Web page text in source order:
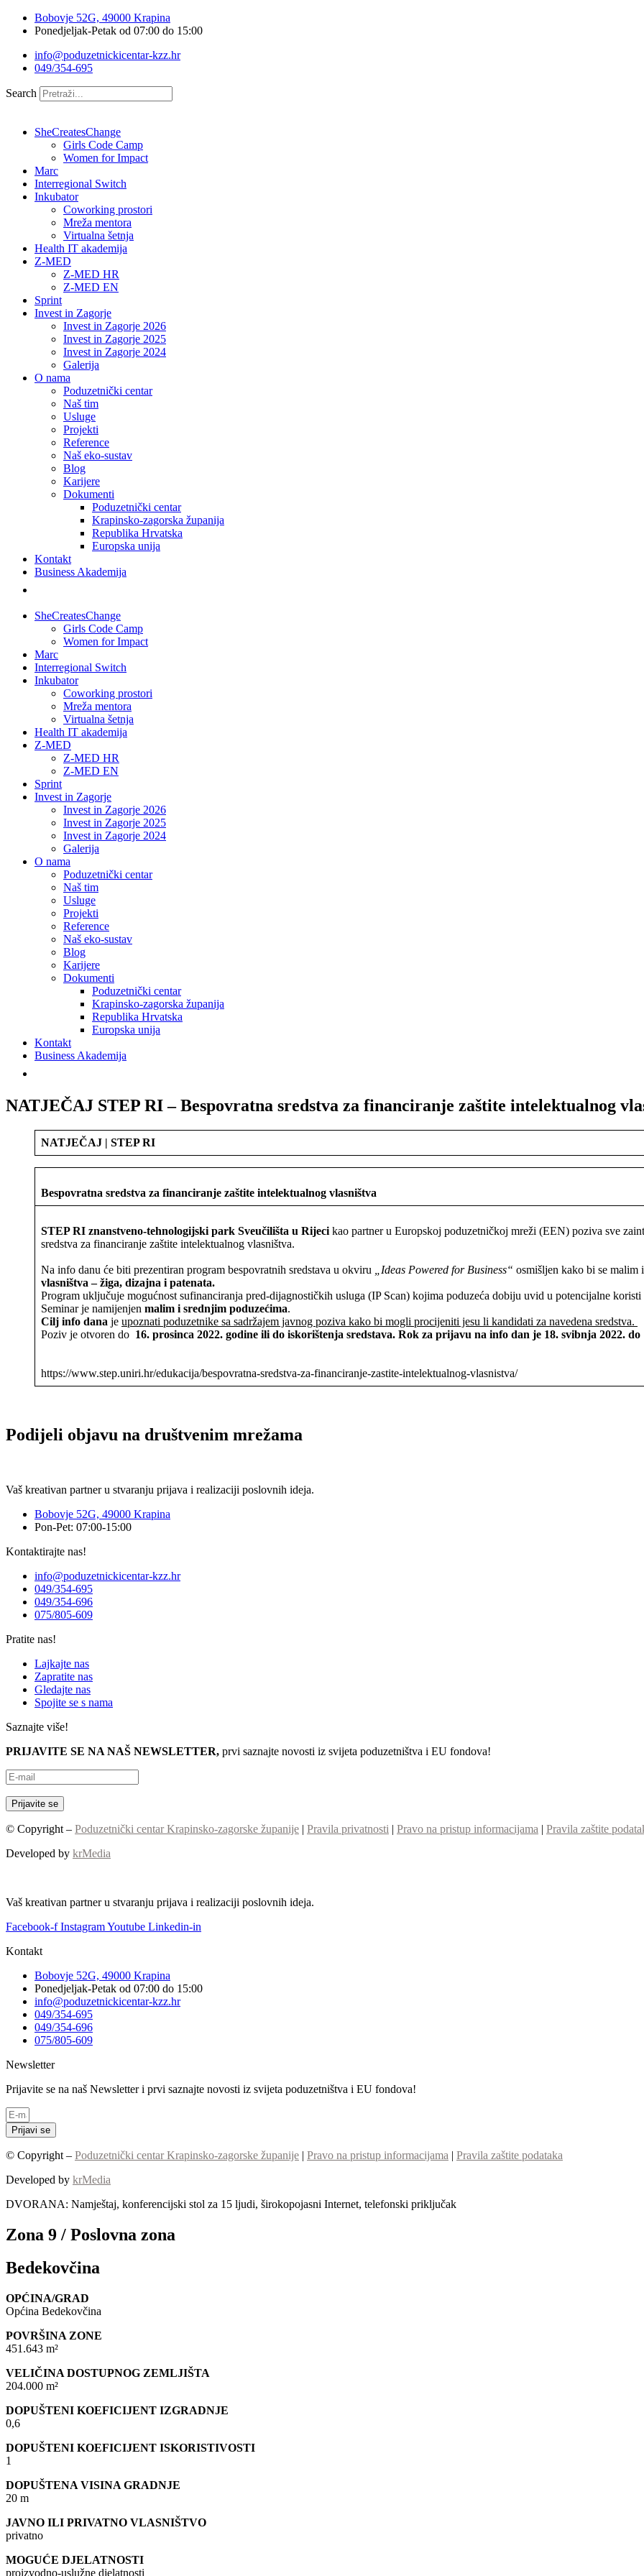
Bobovje 52G, 49000 Krapina
Ponedjeljak-Petak od 07:00 do 15:00
info@poduzetnickicentar-kzz.hr
049/354-695
Search
SheCreatesChange
Girls Code Camp
Women for Impact
Marc
Interregional Switch
Inkubator
Coworking prostori
Mreža mentora
Virtualna šetnja
Health IT akademija
Z-MED
Z-MED HR
Z-MED EN
Sprint
Invest in Zagorje
Invest in Zagorje 2026
Invest in Zagorje 2025
Invest in Zagorje 2024
Galerija
O nama
Poduzetnički centar
Naš tim
Usluge
Projekti
Reference
Naš eko-sustav
Blog
Karijere
Dokumenti
Poduzetnički centar
Krapinsko-zagorska županija
Republika Hrvatska
Europska unija
Kontakt
Business Akademija
SheCreatesChange
Girls Code Camp
Women for Impact
Marc
Interregional Switch
Inkubator
Coworking prostori
Mreža mentora
Virtualna šetnja
Health IT akademija
Z-MED
Z-MED HR
Z-MED EN
Sprint
Invest in Zagorje
Invest in Zagorje 2026
Invest in Zagorje 2025
Invest in Zagorje 2024
Galerija
O nama
Poduzetnički centar
Naš tim
Usluge
Projekti
Reference
Naš eko-sustav
Blog
Karijere
Dokumenti
Poduzetnički centar
Krapinsko-zagorska županija
Republika Hrvatska
Europska unija
Kontakt
Business Akademija
NATJEČAJ STEP RI – Bespovratna sredstva za financiranje zaštite intelektualnog
NATJEČAJ | STEP RI
Bespovratna sredstva za financiranje zaštite intelektualnog vlasništva
STEP RI znanstveno-tehnologijski park Sveučilišta u Rijeci kao partner u Europskoj poduzetničkoj mreži (EEN) poziva sve
sredstva za financiranje zaštite intelektualnog vlasništva.
Na info danu će biti prezentiran program bespovratnih sredstava u okviru „Ideas Powered for Business“ osmišljen kako bi se
vlasništva – žiga, dizajna i patenata.
Program uključuje mogućnost sufinanciranja pred-dijagnostičkih usluga (IP Scan) kojima poduzeća dobiju uvid u potencijalne
Seminar je namijenjen malim i srednjim poduzećima.
Cilj info dana je upoznati poduzetnike sa sadržajem javnog poziva kako bi mogli procijeniti jesu li kandidati za navedena sredstva.
Poziv je otvoren do 16. prosinca 2022. godine ili do iskorištenja sredstava. Rok za prijavu na info dan je 18. svibnja 2022.
https://www.step.uniri.hr/edukacija/bespovratna-sredstva-za-financiranje-zastite-intelektualnog-vlasnistva/
Podijeli objavu na društvenim mrežama
Vaš kreativan partner u stvaranju prijava i realizaciji poslovnih ideja.
Bobovje 52G, 49000 Krapina
Pon-Pet: 07:00-15:00
Kontaktirajte nas!
info@poduzetnickicentar-kzz.hr
049/354-695
049/354-696
075/805-609
Pratite nas!
Lajkajte nas
Zapratite nas
Gledajte nas
Spojite se s nama
Saznajte više!
PRIJAVITE SE NA NAŠ NEWSLETTER, prvi saznajte novosti iz svijeta poduzetništva i EU fondova!
© Copyright – Poduzetnički centar Krapinsko-zagorske županije | Pravila privatnosti | Pravo na pristup informacijama | Pravila zaštite
Developed by krMedia
Vaš kreativan partner u stvaranju prijava i realizaciji poslovnih ideja.
Facebook-f InstagramYoutube Linkedin-in
Kontakt
Bobovje 52G, 49000 Krapina
Ponedjeljak-Petak od 07:00 do 15:00
info@poduzetnickicentar-kzz.hr
049/354-695
049/354-696
075/805-609
Newsletter
Prijavite se na naš Newsletter i prvi saznajte novosti iz svijeta poduzetništva i EU fondova!
Prijavi se
© Copyright – Poduzetnički centar Krapinsko-zagorske županije | Pravo na pristup informacijama | Pravila zaštite podataka
Developed by krMedia
DVORANA: Namještaj, konferencijski stol za 15 ljudi, širokopojasni Internet, telefonski priključak
Zona 9 / Poslovna zona
Bedekovčina
OPĆINA/GRAD
Općina Bedekovčina
POVRŠINA ZONE
451.643 m²
VELIČINA DOSTUPNOG ZEMLJIŠTA
204.000 m²
DOPUŠTENI KOEFICIJENT IZGRADNJE
0,6
DOPUŠTENI KOEFICIJENT ISKORISTIVOSTI
1
DOPUŠTENA VISINA GRADNJE
20 m
JAVNO ILI PRIVATNO VLASNIŠTVO
privatno
MOGUĆE DJELATNOSTI
proizvodno-uslužne djelatnosti